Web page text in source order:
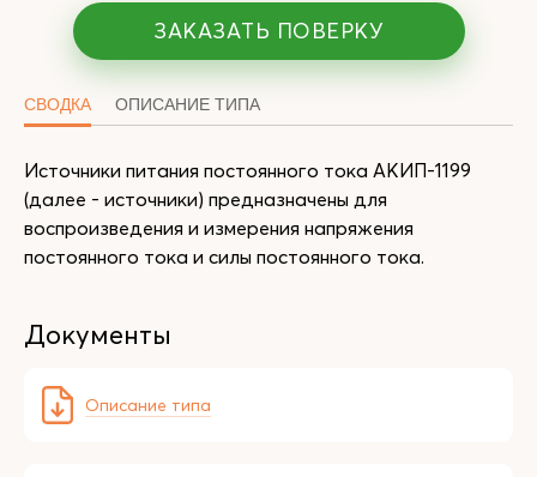
ЗАКАЗАТЬ ПОВЕРКУ
СВОДКА ОПИСАНИЕ ТИПА
Источники питания постоянного тока АКИП-1199
(далее - источники) предназначены для
воспроизведения и измерения напряжения
постоянного тока и силы постоянного тока.
Документы
Описание типа